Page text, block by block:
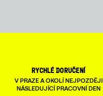
rychlé doručení
V PRAZE A OKOLÍ NEJPOZDĚJI
NÁSLEDUJÍCÍ PRACOVNÍ DEN